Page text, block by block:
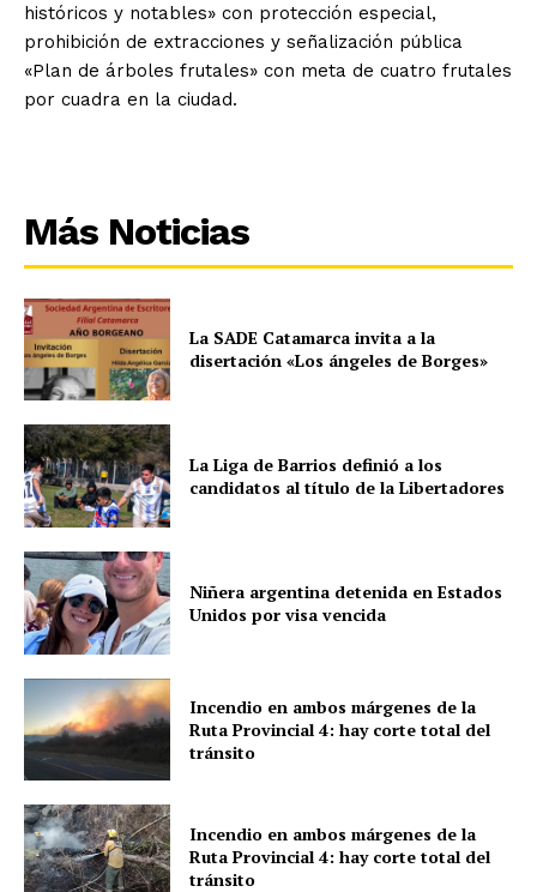
históricos y notables» con protección especial,
prohibición de extracciones y señalización pública
«Plan de árboles frutales» con meta de cuatro frutales
por cuadra en la ciudad.
Más Noticias
La SADE Catamarca invita a la
disertación «Los ángeles de Borges»
La Liga de Barrios definió a los
candidatos al título de la Libertadores
Niñera argentina detenida en Estados
Unidos por visa vencida
Incendio en ambos márgenes de la
Ruta Provincial 4: hay corte total del
tránsito
Incendio en ambos márgenes de la
Ruta Provincial 4: hay corte total del
tránsito